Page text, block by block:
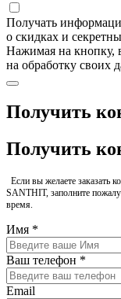
Получать
о скидках и
Нажимая на кнопку,
на обработку своих
Получить
Получить
Если вы желаете заказать
SANTHIT, заполните
время.
Имя *
Ваш телефон *
Email